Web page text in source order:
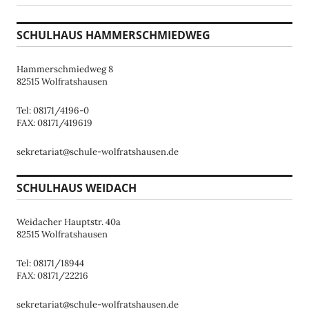
SCHULHAUS HAMMERSCHMIEDWEG
Hammerschmiedweg 8
82515 Wolfratshausen
Tel: 08171/4196-0
FAX: 08171/419619
sekretariat@schule-wolfratshausen.de
SCHULHAUS WEIDACH
Weidacher Hauptstr. 40a
82515 Wolfratshausen
Tel: 08171/18944
FAX: 08171/22216
sekretariat@schule-wolfratshausen.de